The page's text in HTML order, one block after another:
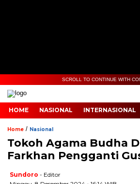
SCROLL TO CONTINUE WITH
HOME NASIONAL INTERNASIONAL
Home / Nasional
Tokoh Agama Budha
Farkhan Pengganti
Sundoro - Editor